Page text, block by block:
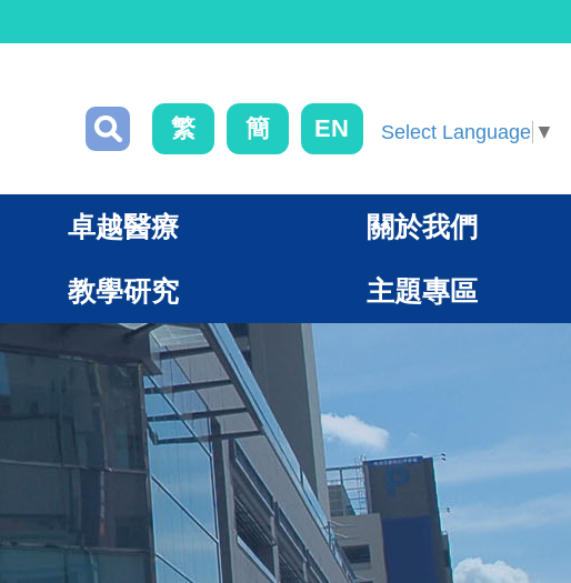
繁 簡 EN Select Language ▼
卓越醫療 關於我們
教學研究 主題專區